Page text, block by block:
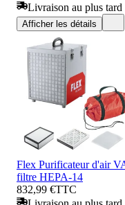
Livraison au plus
Afficher les détails
Flex Purificateur d'air
filtre HEPA-14
832,99 €TTC